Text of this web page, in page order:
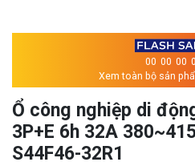
00 00 00
Xem toàn bộ sản
Ổ công nghiệp di
3P+E 6h 32A
S44F46-32R1